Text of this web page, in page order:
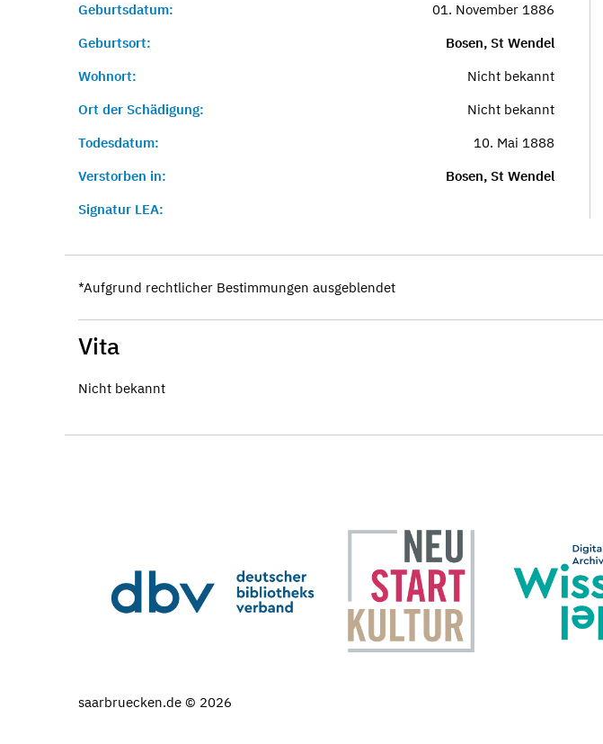
Geburtsdatum:
01. November 1886
Geburtsort:
Bosen, St Wendel
Wohnort:
Nicht bekannt
Ort der Schädigung:
Nicht bekannt
Todesdatum:
10. Mai 1888
Verstorben in:
Bosen, St Wendel
Signatur LEA:
*Aufgrund rechtlicher Bestimmungen ausgeblendet
Vita
Nicht bekannt
saarbruecken.de © 2026